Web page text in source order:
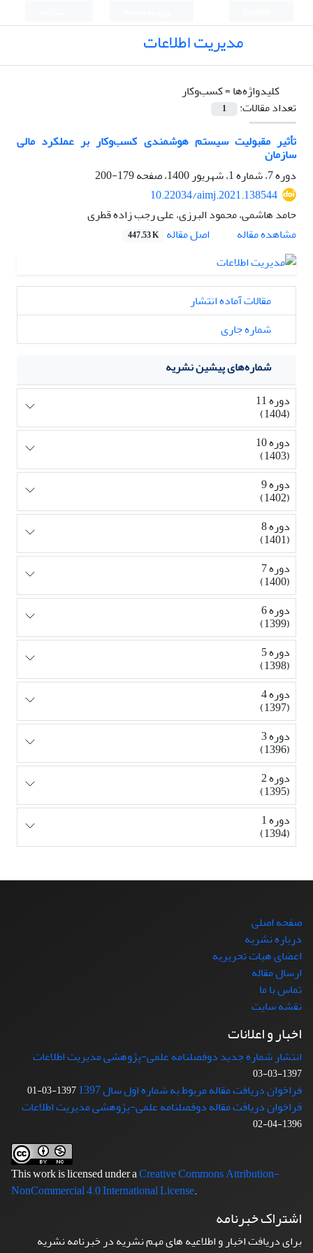
مدیریت اطلاعات
کلیدواژه‌ها =کسب‌وکار
تعداد مقالات:
1
تأثیر مقبولیت سیستم هوشمندی کسب‌وکار بر عملکرد مالی
سازمان
دوره 7، شماره 1، شهریور 1400، صفحه
179-200
10.22034/aimj.2021.138544
حامد هاشمی، محمود البرزی، علی رجب زاده قطری
مشاهده مقاله
اصل مقاله 447.53 K
مقالات آماده انتشار
شماره جاری
شماره‌های پیشین نشریه
دوره 11
(1404)
دوره 10
(1403)
دوره 9
(1402)
دوره 8
(1401)
دوره 7
(1400)
دوره 6
(1399)
دوره 5
(1398)
دوره 4
(1397)
دوره 3
(1396)
دوره 2
(1395)
دوره 1
(1394)
صفحه اصلی
درباره نشریه
اعضای هیات تحریریه
ارسال مقاله
تماس با ما
نقشه سایت
اخبار و اعلانات
انتشار شماره جدید دوفصلنامه علمی-پژوهشی مدیریت اطلاعات
1397-03-03
فراخوان دریافت مقاله مربوط به شماره اول سال 1397 1397-03-01
فراخوان دریافت مقاله دوفصلنامه علمی-پژوهشی مدیریت اطلاعات
1396-04-02
This work is licensed under aCreative Commons Attribution-
NonCommercial 4.0 International License.
اشتراک خبرنامه
برای دریافت اخبار و اطلاعیه های مهم نشریه در خبرنامه نشریه